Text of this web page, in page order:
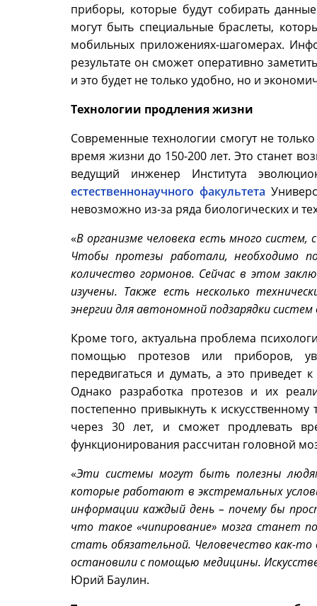
приборы, которые будут собирать
могут быть специальные браслеты,
мобильных приложениях-шагомерах.
результате он сможет оперативно
и это будет не только удобно, но и
Технологии продления жизни
Современные технологии смогут не
время жизни до 150-200 лет. Это станет
ведущий инженер Института
естественнонаучного факультета
невозможно из-за ряда биологических и
«В организме человека есть много
Чтобы протезы работали, необходимо
количество гормонов. Сейчас в этом
изучены. Также есть несколько
энергии для автономной подзарядки
Кроме того, актуальна проблема
помощью протезов или приборов,
передвигаться и думать, а это
Однако разработка протезов и их
постепенно привыкнуть к
через 30 лет, и сможет продлевать
функционирования рассчитан головной
«Эти системы могут быть полезны
которые работают в экстремальных
информации каждый день – почему бы
что такое «чипирование» мозга станет
стать обязательной. Человечество как-
остановили с помощью медицины.
Юрий Баулин.